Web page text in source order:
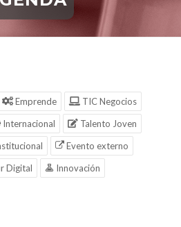
Emprende
TIC Negocios
Internacional
Talento Joven
Evento externo
Digital
Innovación